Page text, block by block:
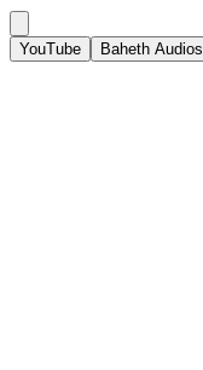
YouTube Baheth Audios